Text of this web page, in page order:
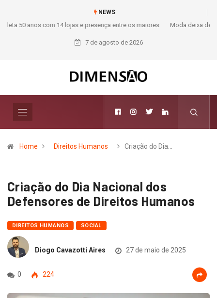
NEWS
Moda deixa de seguir tendências e passa a contar histórias; Forward
aposta na curadoria como novo luxo
7 de agosto de 2026
Home Direitos Humanos Criação do Dia…
Criação do Dia Nacional dos
Defensores de Direitos Humanos
DIREITOS HUMANOS SOCIAL
Diogo Cavazotti Aires 27 de maio de 2025
0 224